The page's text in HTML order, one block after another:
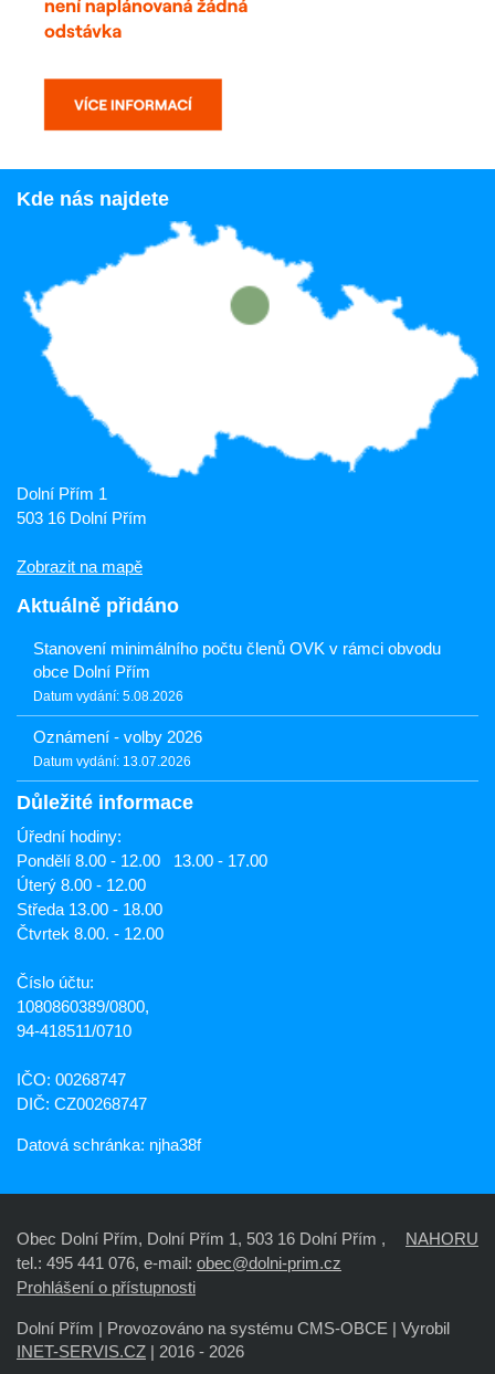
Kde nás najdete
Dolní Přím 1
503 16 Dolní Přím
Zobrazit na mapě
Aktuálně přidáno
Stanovení minimálního počtu členů OVK v rámci obvodu
obce Dolní Přím
Datum vydání: 5.08.2026
Oznámení - volby 2026
Datum vydání: 13.07.2026
Důležité informace
Úřední hodiny:
Pondělí 8.00 - 12.00 13.00 - 17.00
Úterý 8.00 - 12.00
Středa 13.00 - 18.00
Čtvrtek 8.00. - 12.00
Číslo účtu:
1080860389/0800,
94-418511/0710
IČO: 00268747
DIČ: CZ00268747
Datová schránka: njha38f
NAHORU
Obec Dolní Přím, Dolní Přím 1, 503 16 Dolní Přím ,
tel.: 495 441 076, e-mail: obec@dolni-prim.cz
Prohlášení o přístupnosti
Dolní Přím | Provozováno na systému CMS-OBCE | Vyrobil
INET-SERVIS.CZ | 2016 - 2026